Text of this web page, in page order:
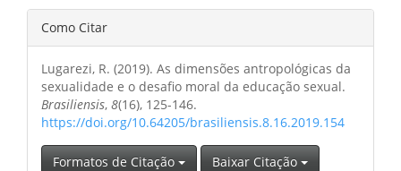
Detalhes
do
artigo
Como Citar
Lugarezi, R. (2019). As dimensões antropológicas da
sexualidade e o desafio moral da educação sexual.
Brasiliensis, 8(16), 125-146.
https://doi.org/10.64205/brasiliensis.8.16.2019.154
Formatos de Citação Baixar Citação